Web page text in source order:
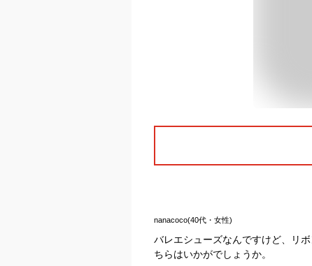
nanacoco(40代・女性)
バレエシューズなんですけど、リ
ちらはいかがでしょうか。